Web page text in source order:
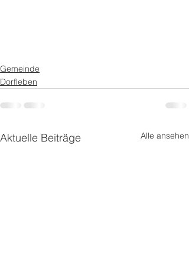
Gemeinde
Dorfleben
Aktuelle Beiträge Alle ansehen